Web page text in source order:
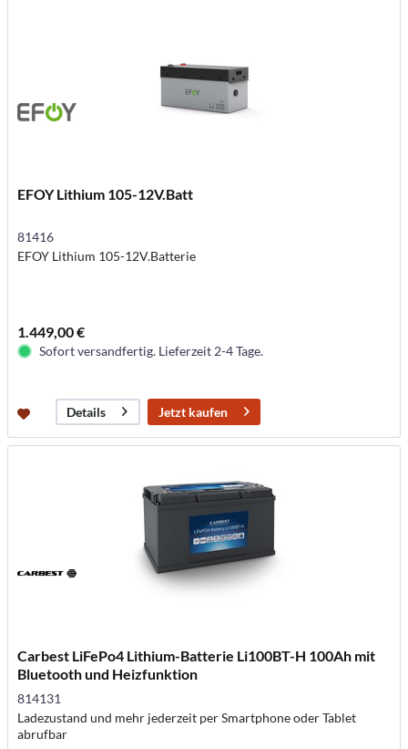
EFOY Lithium 105-12V.Batt
81416
EFOY Lithium 105-12V.Batterie
1.449,00 €
Sofort versandfertig. Lieferzeit 2-4 Tage.
Details Jetzt kaufen
Carbest LiFePo4 Lithium-Batterie Li100BT-H 100Ah mit
Bluetooth und Heizfunktion
814131
Ladezustand und mehr jederzeit per Smartphone oder Tablet
abrufbar